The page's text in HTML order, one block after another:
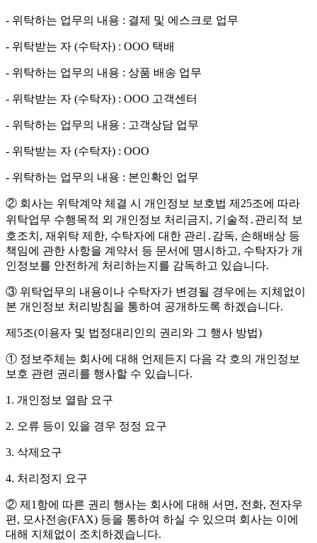
- 위탁하는 업무의 내용 : 결제 및 에스크로 업무
- 위탁받는 자 (수탁자) : OOO 택배
- 위탁하는 업무의 내용 : 상품 배송 업무
- 위탁받는 자 (수탁자) : OOO 고객센터
- 위탁하는 업무의 내용 : 고객상담 업무
- 위탁받는 자 (수탁자) : OOO
- 위탁하는 업무의 내용 : 본인확인 업무
② 회사는 위탁계약 체결 시 개인정보 보호법 제25조에 따라
위탁업무 수행목적 외 개인정보 처리금지, 기술적․관리적 보
호조치, 재위탁 제한, 수탁자에 대한 관리․감독, 손해배상 등
책임에 관한 사항을 계약서 등 문서에 명시하고, 수탁자가 개
인정보를 안전하게 처리하는지를 감독하고 있습니다.
③ 위탁업무의 내용이나 수탁자가 변경될 경우에는 지체없이
본 개인정보 처리방침을 통하여 공개하도록 하겠습니다.
제5조(이용자 및 법정대리인의 권리와 그 행사 방법)
① 정보주체는 회사에 대해 언제든지 다음 각 호의 개인정보
보호 관련 권리를 행사할 수 있습니다.
1. 개인정보 열람 요구
2. 오류 등이 있을 경우 정정 요구
3. 삭제요구
4. 처리정지 요구
② 제1항에 따른 권리 행사는 회사에 대해 서면, 전화, 전자우
편, 모사전송(FAX) 등을 통하여 하실 수 있으며 회사는 이에
대해 지체없이 조치하겠습니다.